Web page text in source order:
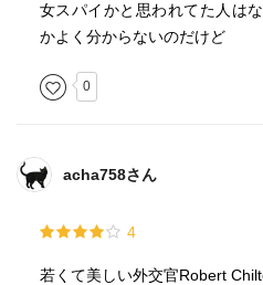
女スパイかと思われてた人は
かよく分からないのだけど
0
acha758さん
4
若くて美しい外交官Robert